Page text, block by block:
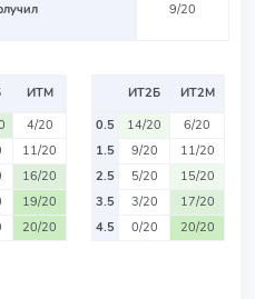
9/20
ИТМ
4/20
11/20
16/20
19/20
20/20
ИТ2Б
ИТ2М
0.5
14/20
6/20
1.5
9/20
11/20
2.5
5/20
15/20
3.5
3/20
17/20
4.5
0/20 20/20